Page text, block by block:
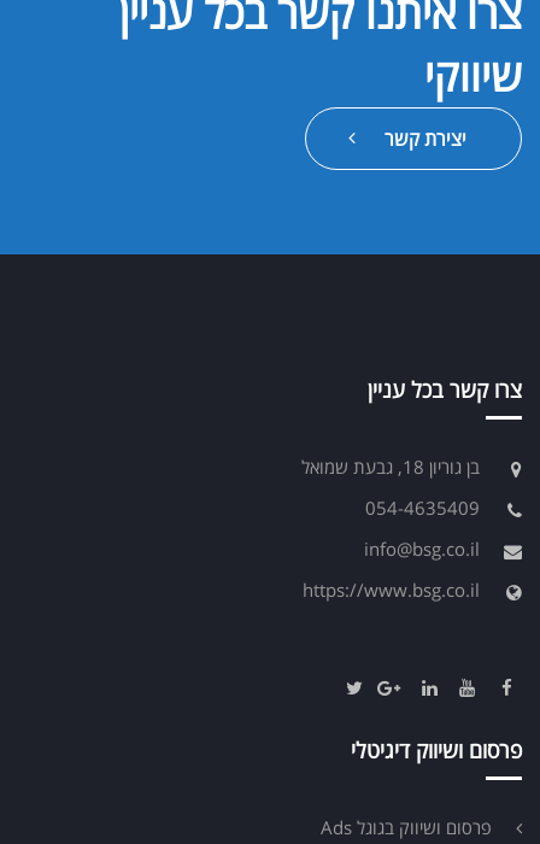
צרו איתנו קשר בכל עניין
שיווקי
יצירת קשר
צרו קשר בכל עניין
בן גוריון 18, גבעת שמואל
054-4635409
info@bsg.co.il
https://www.bsg.co.il
פרסום ושיווק דיגיטלי
פרסום ושיווק בגוגל Ads